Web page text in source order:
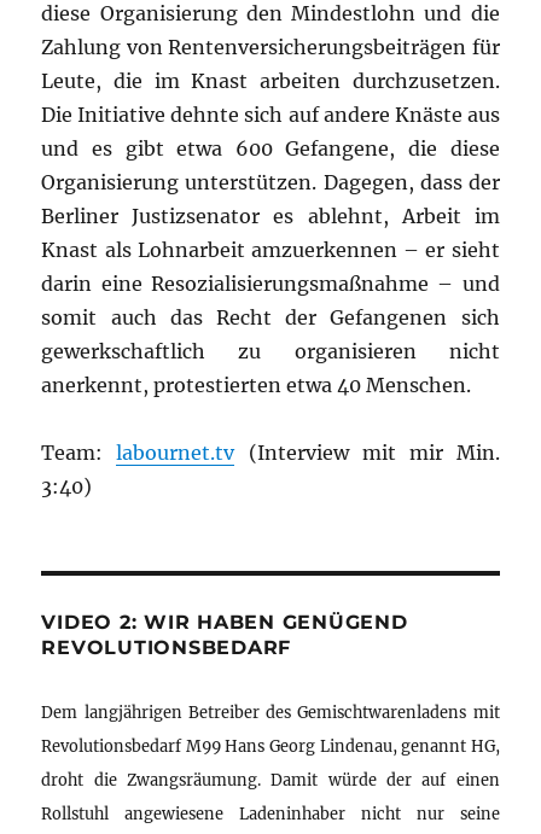
diese Organisierung den Mindestlohn und die
Zahlung von Rentenversicherungsbeiträgen für
Leute, die im Knast arbeiten durchzusetzen.
Die Initiative dehnte sich auf andere Knäste aus
und es gibt etwa 600 Gefangene, die diese
Organisierung unterstützen. Dagegen, dass der
Berliner Justizsenator es ablehnt, Arbeit im
Knast als Lohnarbeit amzuerkennen – er sieht
darin eine Resozialisierungsmaßnahme – und
somit auch das Recht der Gefangenen sich
gewerkschaftlich zu organisieren nicht
anerkennt, protestierten etwa 40 Menschen.
Team:labournet.tv(Interview mit mir Min.
3:40)
VIDEO 2: WIR HABEN GENÜGEND
REVOLUTIONSBEDARF
Dem langjährigen Betreiber des Gemischtwarenladens mit
Revolutionsbedarf M99 Hans Georg Lindenau, genannt HG,
droht die Zwangsräumung. Damit würde der auf einen
Rollstuhl angewiesene Ladeninhaber nicht nur seine